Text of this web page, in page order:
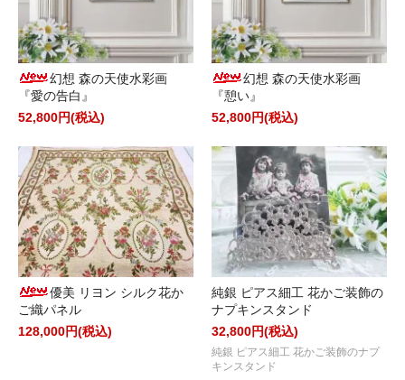
幻想 森の天使水彩画
『愛の告白』
52,800円(税込)
幻想 森の天使水彩画
『憩い』
52,800円(税込)
優美 リヨン シルク花か
ご織パネル
128,000円(税込)
純銀 ピアス細工 花かご装飾の
ナプキンスタンド
32,800円(税込)
純銀 ピアス細工 花かご装飾のナプ
キンスタンド